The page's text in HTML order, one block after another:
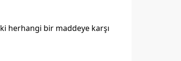
herhangi bir maddeye karşı